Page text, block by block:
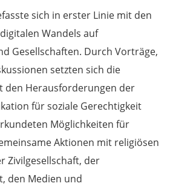
sich in erster Linie mit den
Wandels auf
Gesellschaften. Durch Vorträge,
setzten sich die
den Herausforderungen der
für soziale Gerechtigkeit
Möglichkeiten für
Aktionen mit religiösen
Zivilgesellschaft, der
den Medien und